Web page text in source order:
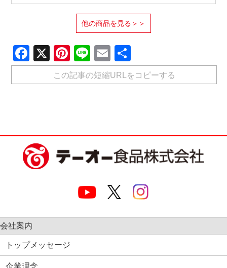
他の商品を見る＞＞
Facebook
X Pinterest
LineEmail
有
この記事の短縮URLをコピーする
会社案内
トップメッセージ
企業理念